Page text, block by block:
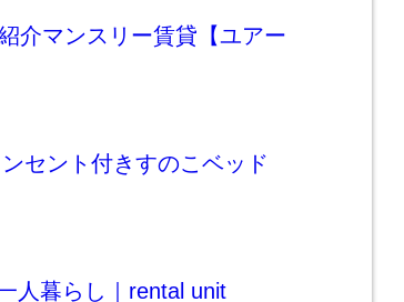
介マンスリー賃貸【ユアー
セント付きすのこベッド
暮らし｜rental unit